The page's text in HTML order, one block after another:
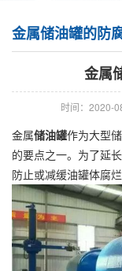
金属储油罐的防
金属
时间：2020-
金属储油罐作为大型
的要点之一。为了延
防止或减缓油罐体腐